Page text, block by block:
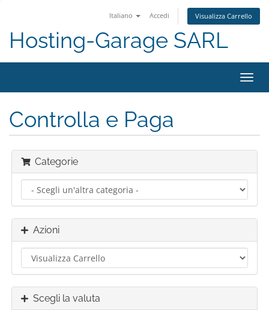
Italiano Accedi Visualizza Carrello
Hosting-Garage SARL
Attiva
Controlla e Paga
Categorie
Azioni
Scegli la valuta